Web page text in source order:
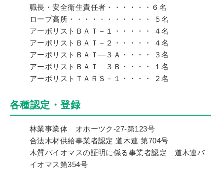
職長・安全衛生責任者・・・・・・６名
ロープ高所・・・・・・・・・・・ ５名
アーボリストＢＡＴ－１・・・・・ ４名
アーボリストＢＡＴ－２・・・・・ ４名
アーボリストＢＡＴ―３Ａ・・・・ ３名
アーボリストＢＡＴ―３Ｂ・・・・ １名
アーボリストＴＡＲＳ－１・・・・ ２名
各種認定・登録
林業事業体 オホーツク-27-第123号
合法木材供給事業者認定 道木連 第704号
木質バイオマスの証明に係る事業者認定 道木連バ
イオマス第354号